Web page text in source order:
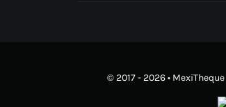
© 2017 - 2026 • MexiTheque